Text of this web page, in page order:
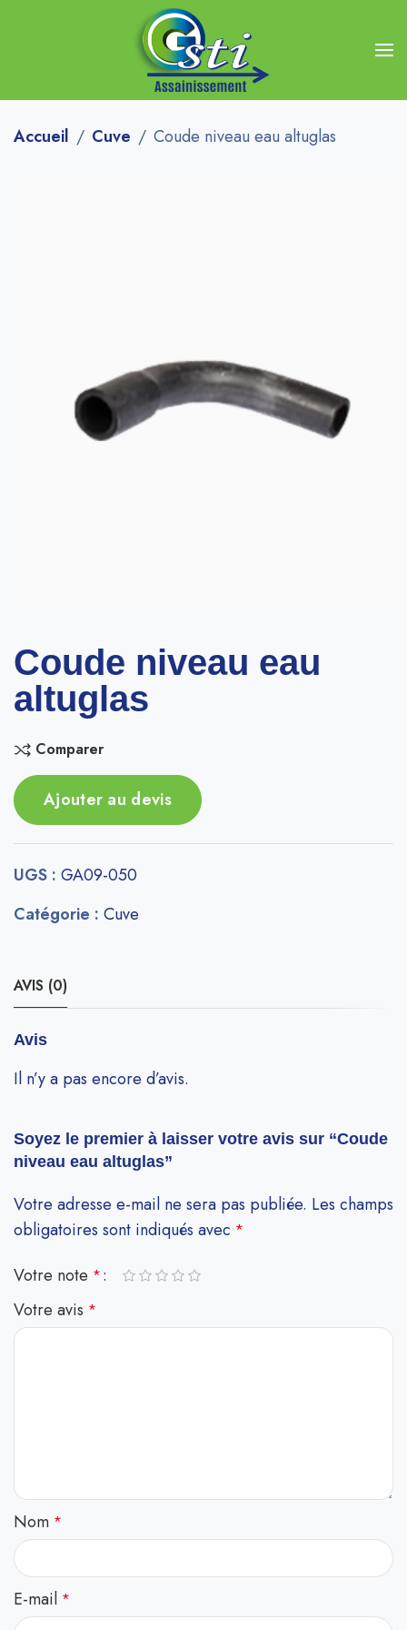
Accueil Cuve Coude niveau eau altuglas
Coude niveau eau
altuglas
Comparer
Ajouter au devis
UGS : GA09-050
Catégorie : Cuve
AVIS (0)
Avis
Il n’y a pas encore d’avis.
Soyez le premier à laisser votre avis sur “Coude
niveau eau altuglas”
Votre adresse e-mail ne sera pas publiée. Les champs
obligatoires sont indiqués avec *
Votre note *
Votre avis *
Nom *
E-mail *